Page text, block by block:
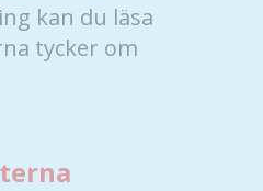
kan du läsa
tycker om